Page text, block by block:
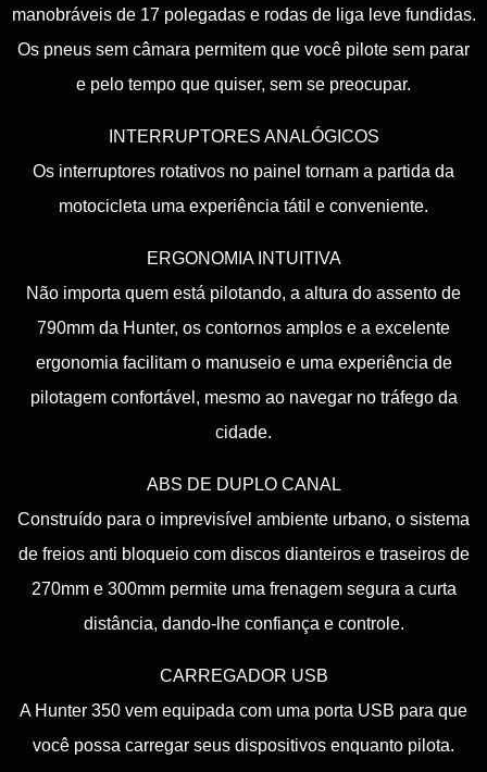
manobráveis de 17 polegadas e rodas de liga leve fundidas.
Os pneus sem câmara permitem que você pilote sem parar
e pelo tempo que quiser, sem se preocupar.
INTERRUPTORES ANALÓGICOS
Os interruptores rotativos no painel tornam a partida da
motocicleta uma experiência tátil e conveniente.
ERGONOMIA INTUITIVA
Não importa quem está pilotando, a altura do assento de
790mm da Hunter, os contornos amplos e a excelente
ergonomia facilitam o manuseio e uma experiência de
pilotagem confortável, mesmo ao navegar no tráfego da
cidade.
ABS DE DUPLO CANAL
Construído para o imprevisível ambiente urbano, o sistema
de freios anti bloqueio com discos dianteiros e traseiros de
270mm e 300mm permite uma frenagem segura a curta
distância, dando-lhe confiança e controle.
CARREGADOR USB
A Hunter 350 vem equipada com uma porta USB para que
você possa carregar seus dispositivos enquanto pilota.